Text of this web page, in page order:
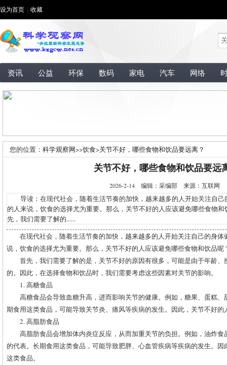
设为首页 收藏
资讯 公益 环保 数码 家电 汽车 网络
您的位置： 科学观察网>>饮食>关节不好，哪些食物和饮品要远离？
关节不好，哪些食物和饮品要远
2026-2-14 编辑：采编部 来源：互联网
导读：在现代社会，随着生活节奏的加快，越来越多的人开始关注自己
的人来说，饮食的选择尤为重要。那么，关节不好的人应该避免哪些食物
先，我们需要了解的......
在现代社会，随着生活节奏的加快，越来越多的人开始关注自己的身
说，饮食的选择尤为重要。那么，关节不好的人应该避免哪些食物和饮品
首先，我们需要了解的是，关节不好的原因有很多，可能是由于年龄
的。因此，在选择食物和饮品时，我们需要考虑这些因素对关节的影响。
1. 高糖食品
高糖食品会导致血糖升高，进而影响关节的健康。例如，糖果、蛋糕
期食用这类食品，可能导致关节炎、痛风等疾病的发生。因此，关节不好
2. 高脂肪食品
高脂肪食品会增加体内炎症反应，从而加重关节的负担。例如，油炸
的代表。长期食用这类食品，可能导致肥胖、心血管疾病等疾病的发生。
这类食品。